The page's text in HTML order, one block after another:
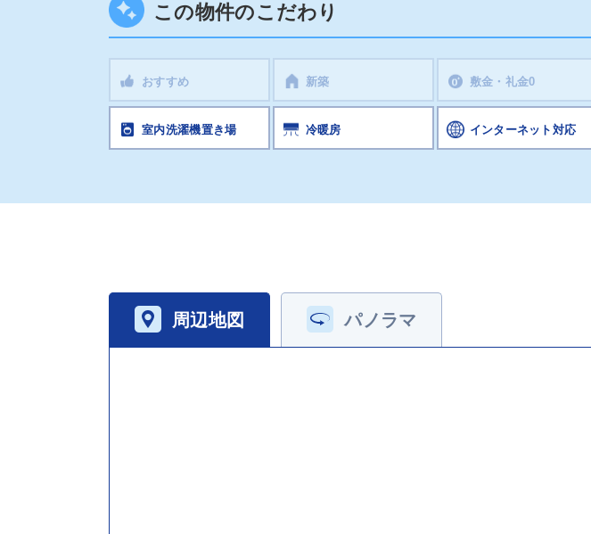
この物件のこだわり
おすすめ 新築 敷金・礼金0
室内洗濯機置き場 冷暖房 インターネット対応
周辺地図 パノラマ